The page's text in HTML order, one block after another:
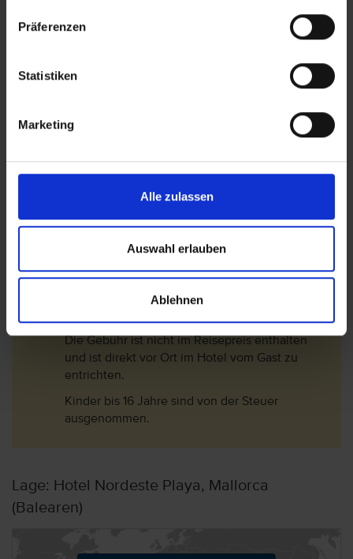
Präferenzen
Statistiken
Marketing
Alle zulassen
Auswahl erlauben
Ablehnen
Bitte beachten Sie, dass ab 01. Juli 2016 eine
Die Höhe der Steuer ist von der Hotel- bzw.
Schlüsselkategorie abhängig und wird pro
berechnet. Folgende Gebühren sind ab den 01.
Januar 2018 gültig.
1*-3* Hotel= 2 EUR/Nacht
werden die Gebühren um 75% reduziert.
Langzeiturlauber erhalten ab dem 9.
Aufenthaltstag eine 50% Ermäßigung auf die
Die Gebühr ist nicht im Reisepreis enthalten
und ist direkt vor Ort im Hotel vom Gast zu
entrichten.
Kinder bis 16 Jahre sind von der Steuer
ausgenommen.
Lage: Hotel Nordeste Playa, Mallorca
(Balearen)